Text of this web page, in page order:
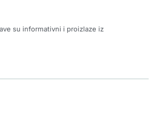
su informativni i proizlaze iz